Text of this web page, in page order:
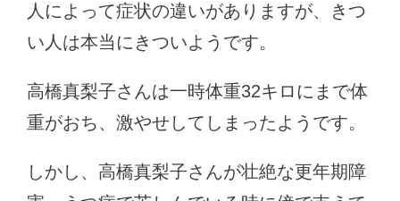
人によって症状の違いがありますが、きつ
い人は本当にきついようです。
高橋真梨子さんは一時体重32キロにまで体
重がおち、激やせしてしまったようです。
しかし、高橋真梨子さんが壮絶な更年期障